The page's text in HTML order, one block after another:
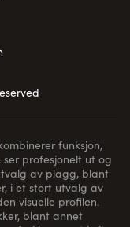
funksjon,
profesjonelt ut og
av plagg, blant
i et stort utvalg av
visuelle profilen.
blant annet